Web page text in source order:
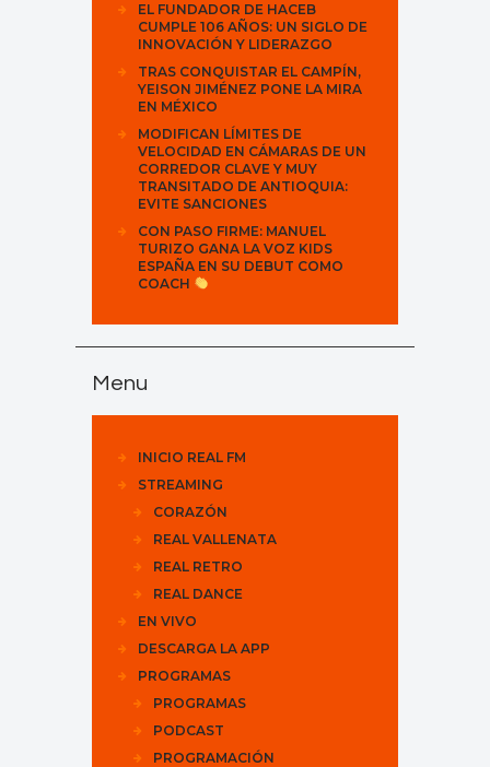
EL FUNDADOR DE HACEB
CUMPLE 106 AÑOS: UN SIGLO DE
INNOVACIÓN Y LIDERAZGO
TRAS CONQUISTAR EL CAMPÍN,
YEISON JIMÉNEZ PONE LA MIRA
EN MÉXICO
MODIFICAN LÍMITES DE
VELOCIDAD EN CÁMARAS DE UN
CORREDOR CLAVE Y MUY
TRANSITADO DE ANTIOQUIA:
EVITE SANCIONES
CON PASO FIRME: MANUEL
TURIZO GANA LA VOZ KIDS
ESPAÑA EN SU DEBUT COMO
COACH
Menu
INICIO REAL FM
STREAMING
CORAZÓN
REAL VALLENATA
REAL RETRO
REAL DANCE
EN VIVO
DESCARGA LA APP
PROGRAMAS
PROGRAMAS
PODCAST
PROGRAMACIÓN